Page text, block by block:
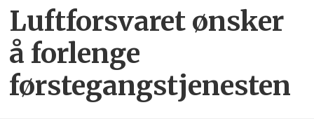
Luftforsvaret ønsker
å forlenge
førstegangstjenesten